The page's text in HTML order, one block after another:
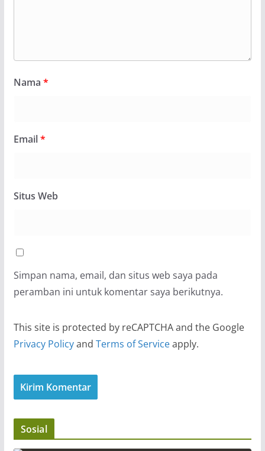
Nama *
Email*
Situs Web
Simpan nama, email, dan situs web saya pada
peramban ini untuk komentar saya berikutnya.
This site is protected by reCAPTCHA and the Google
Privacy Policyand Terms of Serviceapply.
Sosial